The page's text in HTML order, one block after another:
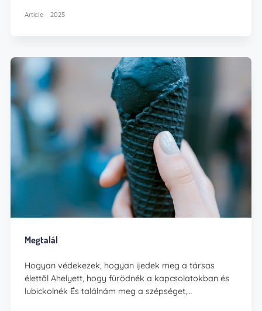
Article 2025
Megtalál
Hogyan védekezek, hogyan ijedek meg a társas
élettől Ahelyett, hogy fürödnék a kapcsolatokban és
lubickolnék És találnám meg a szépséget,…